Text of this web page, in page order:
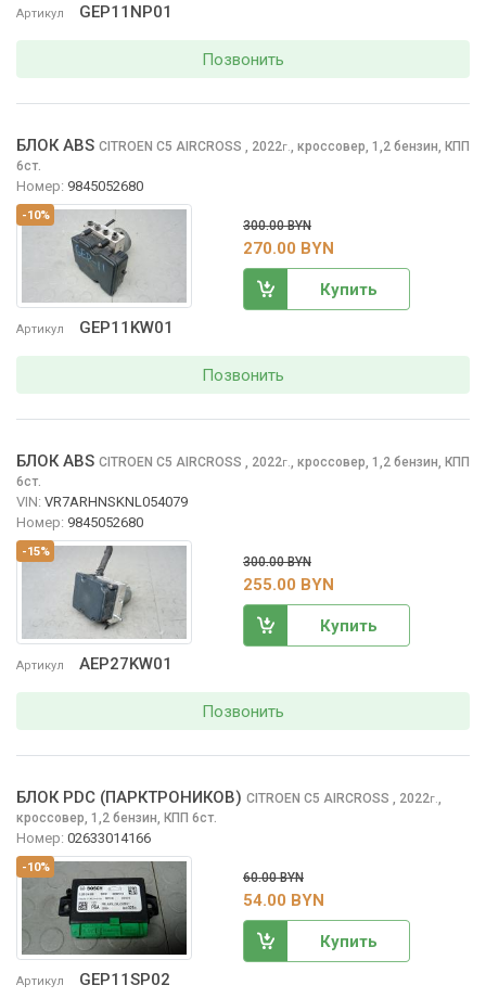
Артикул GEP11NP01
Позвонить
-10%
Артикул GEP11KW01
БЛОК ABS CITROEN C5 AIRCROSS , 2022г. кроссовер, 1,2 бензин, КПП
6ст.
Номер: 9845052680
300.00 BYN
270.00 BYN
Купить
Позвонить
-15%
Артикул AEP27KW01
БЛОК ABS CITROEN C5 AIRCROSS , 2022г. кроссовер, 1,2 бензин, КПП
6ст.
VIN: VR7ARHNSKNL054079
Номер: 9845052680
300.00 BYN
255.00 BYN
Купить
Позвонить
-10%
Артикул GEP11SP02
БЛОК PDC (ПАРКТРОНИКОВ) CITROEN C5 AIRCROSS , 2022г.,
кроссовер, 1,2 бензин, КПП 6ст.
Номер: 02633014166
60.00 BYN
54.00 BYN
Купить